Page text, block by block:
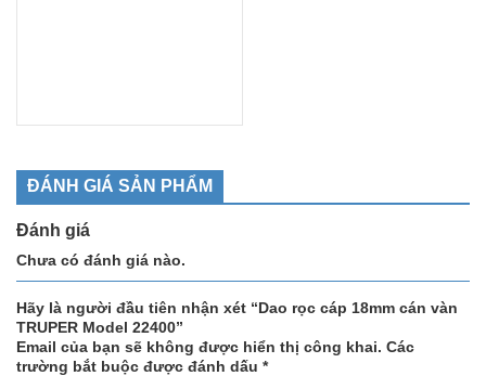
ĐÁNH GIÁ SẢN PHẨM
Đánh giá
Chưa có đánh giá nào.
Hãy là người đầu tiên nhận xét “Dao rọc cáp 18mm cán vàn
TRUPER Model 22400”
Email của bạn sẽ không được hiển thị công khai. Các
trường bắt buộc được đánh dấu *